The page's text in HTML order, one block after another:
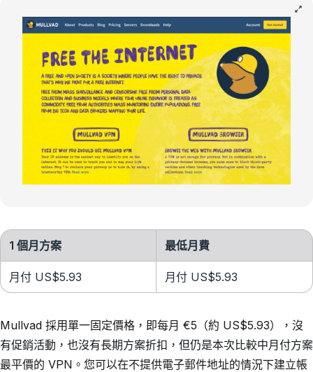
1 個月方案 最低月費
月付 US$5.93 月付 US$5.93
Mullvad 採用單一固定價格，即每月 €5（約 US$5.93），沒
有促銷活動，也沒有長期方案折扣，但仍是本次比較中月付方案
最平價的 VPN。您可以在不提供電子郵件地址的情況下建立帳